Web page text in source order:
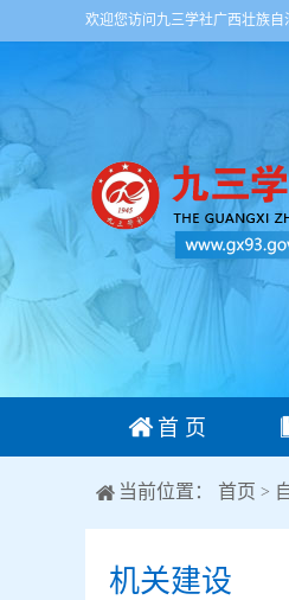
欢迎您访问九三学社广西壮族自
首 页
当前位置： 首页 >
机关建设